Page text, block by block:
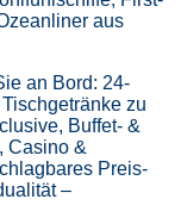
aus
an Bord: 24-
Tischgetränke zu
Buffet- &
Casino &
Preis-
–